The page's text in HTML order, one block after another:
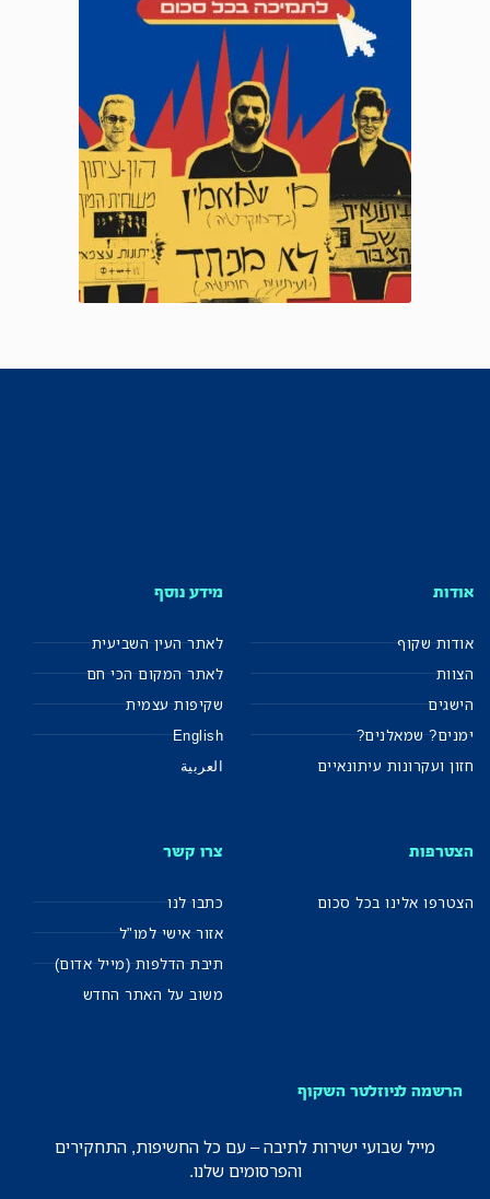
אודות
אודות שקוף
הצוות
הישגים
ימנים? שמאלנים?
חזון ועקרונות עיתונאיים
מידע נוסף
לאתר העין השביעית
לאתר המקום הכי חם
שקיפות עצמית
English
العربية
הצטרפות
הצטרפו אלינו בכל סכום
צרו קשר
כתבו לנו
אזור אישי למו"ל
תיבת הדלפות (מייל אדום)
משוב על האתר החדש
הרשמה לניוזלטר השקוף
מייל שבועי ישירות לתיבה – עם כל החשיפות, התחקירים
והפרסומים שלנו.